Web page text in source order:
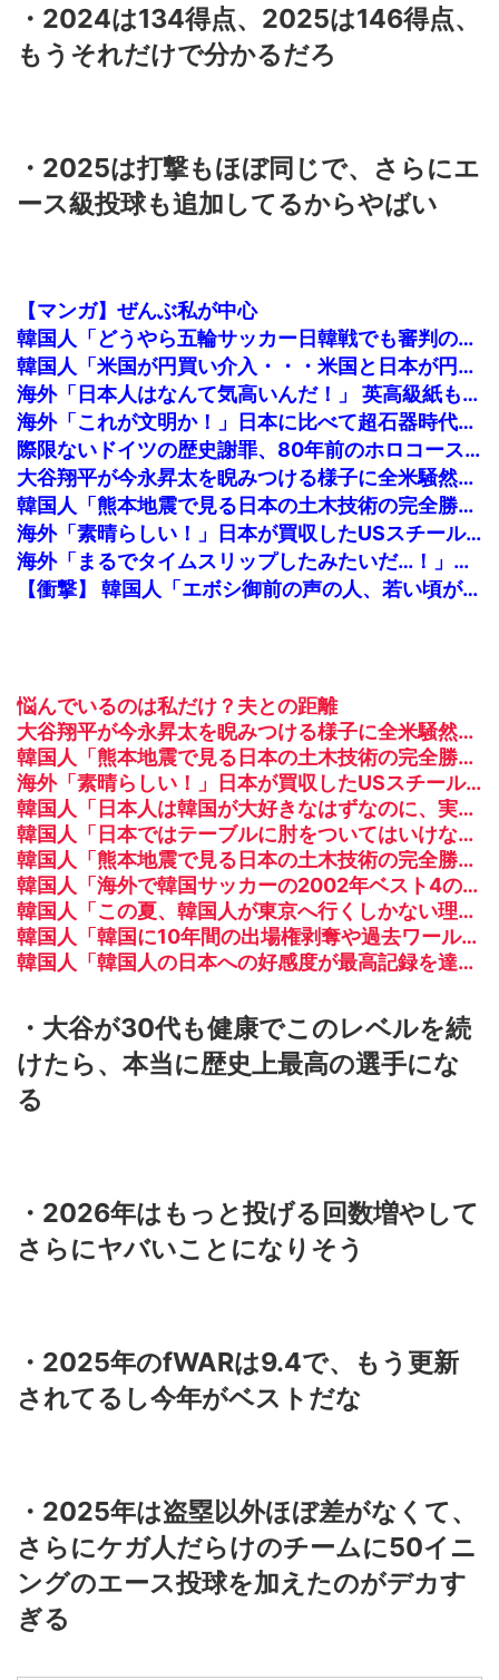
・2024は134得点、2025は146得点、
もうそれだけで分かるだろ
・2025は打撃もほぼ同じで、さらにエ
ース級投球も追加してるからやばい
【マンガ】ぜんぶ私が中心
韓国人「どうやら五輪サッカー日韓戦でも審判の接待があった模様…」→「メダル剥奪なのでは…？（ブルブル」＝韓国の反応
韓国人「米国が円買い介入・・・米国と日本が円安阻止へ連携」→「日本にはめっちゃ気を遣ってあげるねｗ」「ウォンも救ってくれ・・・」
海外「日本人はなんて気高いんだ！」 英高級紙も驚愕した極限の中の日本人の姿に世界が衝撃
海外「これが文明か！」日本に比べて超石器時代だった英国に海外が大騒ぎ
際限ないドイツの歴史謝罪、80年前のホロコースト被害者に賠償…「日本はドイツを見習え」
大谷翔平が今永昇太を睨みつける様子に全米騒然！←「最高の二人」（海外の反応）
韓国人「熊本地震で見る日本の土木技術の完全勝利をご覧ください」→「これはすごいわ」「こういうのを見ると日本人は何か適当に作る感じがしない・...
海外「素晴らしい！」日本が買収したUSスチール驚異の大復活に米国人が大喜び
海外「まるでタイムスリップしたみたいだ…！」日本の江戸時代の街並みがそのまま保存されている貴重な場所とは・・・？【海外の反応】
【衝撃】 韓国人「エボシ御前の声の人、若い頃がこれかよ」
悩んでいるのは私だけ？夫との距離
大谷翔平が今永昇太を睨みつける様子に全米騒然！←「最高の二人」（海外の反応）
韓国人「熊本地震で見る日本の土木技術の完全勝利をご覧ください」→「これはすごいわ」「こういうのを見ると日本人は何か適当に作る感じがしない・...
海外「素晴らしい！」日本が買収したUSスチール驚異の大復活に米国人が大喜び
韓国人「日本人は韓国が大好きなはずなのに、実は東南アジアの人たちと同列に見ているというのは本当なのですか？」
韓国人「日本ではテーブルに肘をついてはいけない？日本の食事マナーが想像以上に厳格すぎて韓国人が衝撃！」→「これが日本の食事マナーか？‥」
韓国人「熊本地震で見る日本の土木技術の完全勝利をご覧ください」→「これはすごいわ」「こういうのを見ると日本人は何か適当に作る感じがしない・・・」「あれがまさに経験値である」
韓国人「海外で韓国サッカーの2002年ベスト4の実力は、実際にはどれくらい認められてるんだ…？（ﾌﾞﾙﾌﾞﾙ」＝韓国の反応
韓国人「この夏、韓国人が東京へ行くしかない理由がこちら…」→「快適そうでめちゃくちゃ羨ましい…（ﾌﾞﾙﾌﾞﾙ」＝韓国の反応
韓国人「韓国に10年間の出場権剥奪や過去ワールドカップ、オリンピック予選の記録削除を要求するFIFA公式制裁を海外メディアが報道！」
韓国人「韓国人の日本への好感度が最高記録を達成した理由」
・大谷が30代も健康でこのレベルを続
けたら、本当に歴史上最高の選手にな
る
・2026年はもっと投げる回数増やして
さらにヤバいことになりそう
・2025年のfWARは9.4で、もう更新
されてるし今年がベストだな
・2025年は盗塁以外ほぼ差がなくて、
さらにケガ人だらけのチームに50イニ
ングのエース投球を加えたのがデカす
ぎる